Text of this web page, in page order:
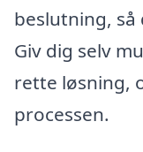
beslutning,
Giv dig selv
rette løsning,
processen.